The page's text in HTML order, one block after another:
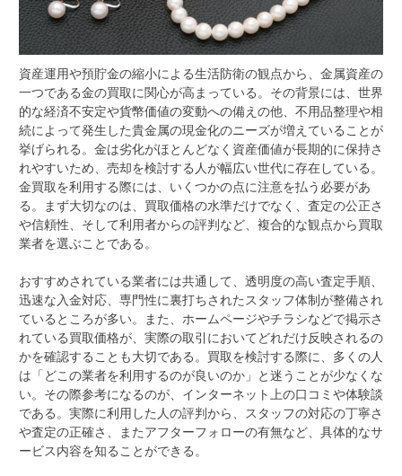
資産運用や預貯金の縮小による生活防衛の観点から、金属資産の
一つである金の買取に関心が高まっている。 その背景には、世界
的な経済不安定や貨幣価値の変動への備えの他、不用品整理や相
続によって発生した貴金属の現金化のニーズが増えていることが
挙げられる。金は劣化がほとんどなく資産価値が長期的に保持さ
れやすいため、売却を検討する人が幅広い世代に存在している。
金買取を利用する際には、いくつかの点に注意を払う必要があ
る。まず大切なのは、買取価格の水準だけでなく、査定の公正さ
や信頼性、そして利用者からの評判など、複合的な観点から買取
業者を選ぶことである。
おすすめされている業者には共通して、透明度の高い査定手順、
迅速な入金対応、専門性に裏打ちされたスタッフ体制が整備され
ているところが多い。また、ホームページやチラシなどで掲示さ
れている買取価格が、実際の取引においてどれだけ反映されるの
かを確認することも大切である。買取を検討する際に、多くの人
は「どこの業者を利用するのが良いのか」と迷うことが少なくな
い。その際参考になるのが、インターネット上の口コミや体験談
である。実際に利用した人の評判から、スタッフの対応の丁寧さ
や査定の正確さ、またアフターフォローの有無など、具体的なサ
ービス内容を知ることができる。